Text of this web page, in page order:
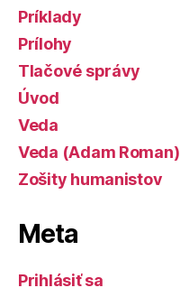
Príklady
Prílohy
Tlačové správy
Úvod
Veda
Veda (Adam Roman)
Zošity humanistov
Meta
Prihlásiť sa